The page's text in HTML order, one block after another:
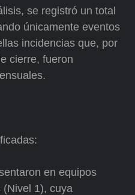
se registró un total
únicamente eventos
incidencias que, por
cierre, fueron
en equipos
1), cuya